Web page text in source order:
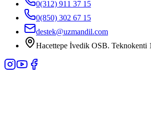
0(312) 911 37 15
0(850) 302 67 15
destek@uzmandil.com
Hacettepe İvedik OSB.